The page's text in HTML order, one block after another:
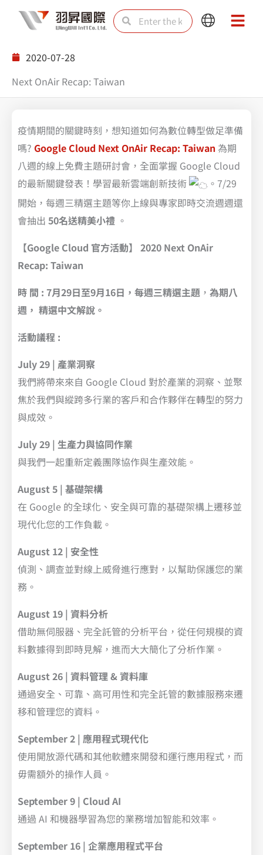
SearchSearch
Main
Main
2020-07-28
Next OnAir Recap: Taiwan
疫情期間的關鍵時刻，想知道如何為數位轉型做足準備
嗎? Google Cloud Next OnAir Recap: Taiwan 為期
八週的線上免費主題研討會，全面掌握 Google Cloud
的最新關鍵發表！學習最新雲端創新技術
。7/29
開始，每週三精選主題等你上線與專家即時交流週週還
會抽出 50名送精美小禮 。
【Google Cloud 官方活動】 2020 Next OnAir
Recap: Taiwan
時 間 : 7月29日至9月16日，每週三精選主題 ， 為期八
週， 精選中文解說。
活動議程 :
July 29 | 產業洞察
我們將帶來來自 Google Cloud 對於產業的洞察、並聚
焦於我們與縱跨多行業的客戶和合作夥伴在轉型的努力
與成效。
July 29 | 生產力與協同作業
與我們一起重新定義團隊協作與生產效能。
August 5 | 基礎架構
在 Google 的全球化、安全與可靠的基礎架構上遷移並
現代化您的工作負載。
August 12 | 安全性
偵測、調查並對線上威脅進行應對，以幫助保護您的業
務。
August 19 | 資料分析
借助無伺服器、完全託管的分析平台，從任何規模的資
料數據得到即時見解，進而大大簡化了分析作業。
August 26 | 資料管理 & 資料庫
通過安全、可靠、高可用性和完全託管的數據服務來遷
移和管理您的資料。
September 2 | 應用程式現代化
使用開放源代碼和其他軟體來開發和運行應用程式，而
毋需額外的操作人員。
September 9 | Cloud AI
通過 AI 和機器學習為您的業務增加智能和效率。
September 16 | 企業應用程式平台